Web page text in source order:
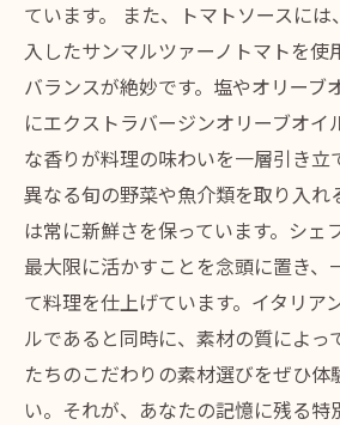
ています。 また、トマトソースに
入したサンマルツァーノトマトを使
バランスが絶妙です。塩やオリーブ
にエクストラバージンオリーブオイ
な香りが料理の味わいを一層引き立
異なる旬の野菜や魚介類を取り入れ
は常に新鮮さを保っています。シェ
最大限に活かすことを念頭に置き、
て料理を仕上げています。イタリア
ルであると同時に、素材の質によっ
たちのこだわりの素材選びをぜひ体
い。それが、あなたの記憶に残る特